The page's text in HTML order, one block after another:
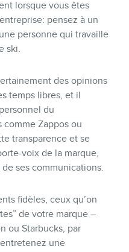
lorsque vous êtes
pensez à un
personne qui travaille
ski.
des opinions
temps libres, et il
du
comme Zappos ou
transparence et se
voix de la marque,
de ses communications.
fidèles, ceux qu’on
de votre marque –
ou Starbucks, par
une